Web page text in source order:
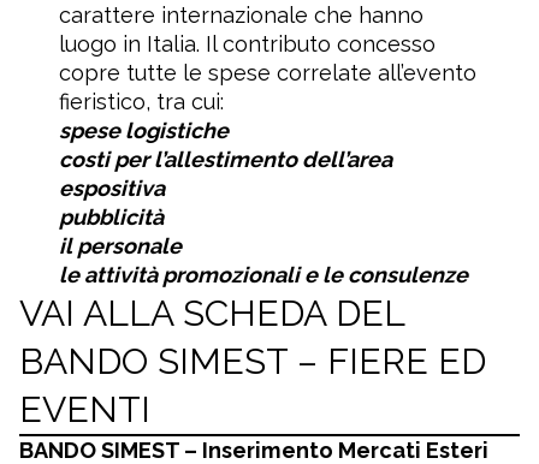
carattere internazionale che hanno
luogo in Italia. Il contributo concesso
copre tutte le spese correlate all’evento
fieristico, tra cui:
spese logistiche
costi per l’allestimento dell’area
espositiva
pubblicità
il personale
le attività promozionali e le consulenze
VAI ALLA SCHEDA DEL
BANDO SIMEST – FIERE ED
EVENTI
BANDO SIMEST – Inserimento Mercati Esteri